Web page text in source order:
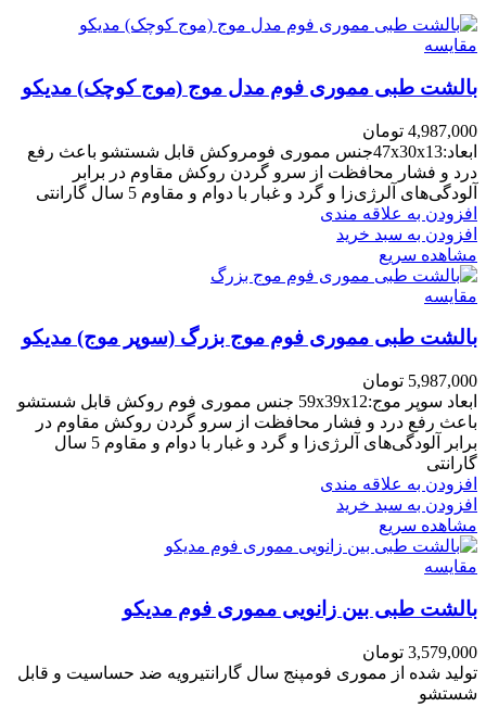
مقایسه
بالشت طبی مموری فوم مدل موج (موج کوچک) مدیکو
4,987,000 تومان
ابعاد:47x30x13جنس مموری فومروکش قابل شستشو باعث رفع
درد و فشار محافظت از سرو گردن روکش مقاوم در برابر
آلودگی‌های آلرژی‌زا و گرد و غبار با دوام و مقاوم 5 سال گارانتی
افزودن به علاقه مندی
افزودن به سبد خرید
مشاهده سریع
مقایسه
بالشت طبی مموری فوم موج بزرگ (سوپر موج) مدیکو
5,987,000 تومان
ابعاد سوپر موج:59x39x12 جنس مموری فوم روکش قابل شستشو
باعث رفع درد و فشار محافظت از سرو گردن روکش مقاوم در
برابر آلودگی‌های آلرژی‌زا و گرد و غبار با دوام و مقاوم 5 سال
گارانتی
افزودن به علاقه مندی
افزودن به سبد خرید
مشاهده سریع
مقایسه
بالشت طبی بین زانویی مموری فوم مدیکو
3,579,000 تومان
تولید شده از مموری فومپنج سال گارانتیرویه ضد حساسیت و قابل
شستشو